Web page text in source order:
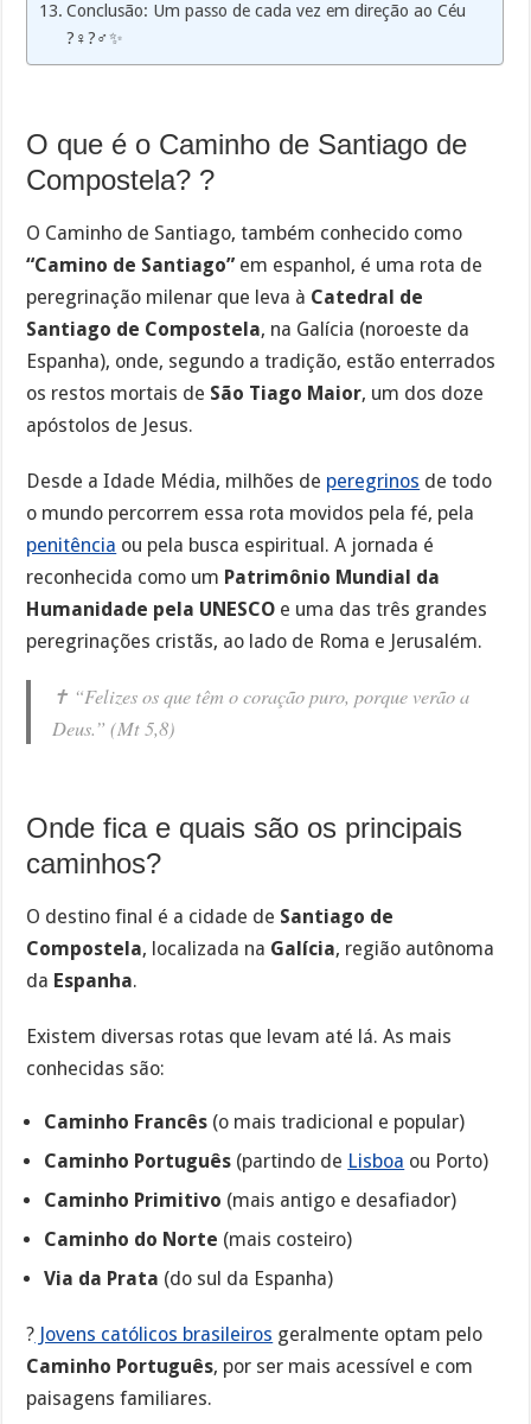
Conclusão: Um passo de cada vez em direção ao Céu
?‍♀️?‍♂️✨
O que é o Caminho de Santiago de
Compostela? ?
O Caminho de Santiago, também conhecido como
“Camino de Santiago” em espanhol, é uma rota de
peregrinação milenar que leva à Catedral de
Santiago de Compostela, na Galícia (noroeste da
Espanha), onde, segundo a tradição, estão enterrados
os restos mortais de São Tiago Maior, um dos doze
apóstolos de Jesus.
Desde a Idade Média, milhões de peregrinos de todo
o mundo percorrem essa rota movidos pela fé, pela
penitência ou pela busca espiritual. A jornada é
reconhecida como um Patrimônio Mundial da
Humanidade pela UNESCO e uma das três grandes
peregrinações cristãs, ao lado de Roma e Jerusalém.
✝️ “Felizes os que têm o coração puro, porque verão a
Deus.” (Mt 5,8)
Onde fica e quais são os principais
caminhos?
O destino final é a cidade de Santiago de
Compostela, localizada na Galícia, região autônoma
da Espanha.
Existem diversas rotas que levam até lá. As mais
conhecidas são:
Caminho Francês (o mais tradicional e popular)
Caminho Português (partindo de Lisboa ou Porto)
Caminho Primitivo (mais antigo e desafiador)
Caminho do Norte (mais costeiro)
Via da Prata (do sul da Espanha)
? Jovens católicos brasileiros geralmente optam pelo
Caminho Português, por ser mais acessível e com
paisagens familiares.